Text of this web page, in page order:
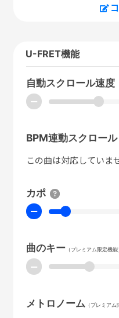
U-FRET機能
自動スクロール速度
ー
BPM連動スクロール
この曲は対応していま
カポ
ー
曲のキー（プレミアム限定機能
ー
メトロノーム （プレミアム